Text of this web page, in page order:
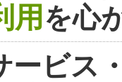
用 を心
ービス